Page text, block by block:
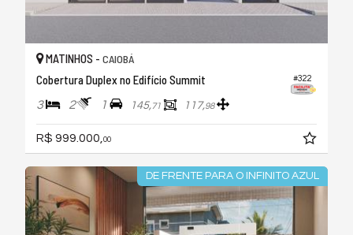
#322
MATINHOS - CAIOBÁ
Cobertura Duplex no Edifício Summit
3 2 1 145,71 117,98
R$ 999.000, 00
DE FRENTE PARA O INFINITO AZUL